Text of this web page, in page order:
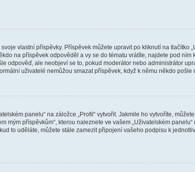
vlastní příspěvky. Příspěvek můžete upravit po kliknutí na tlačítko
na příspěvek odpověděl a vy se do tématu vrátíte, najdete pod ním
odpověď, ale neobjeví se to, pokud moderátor nebo administrátor
uživatelé nemůžou smazat příspěvek, když k němu někdo pošle
panelu“ na záložce „Profil“ vytvořit. Jakmile ho vytvoříte,
příspěvkům“, kterou naleznete ve vašem „Uživatelském
to uděláte, můžete stále zamezit připojení vašeho podpisu k